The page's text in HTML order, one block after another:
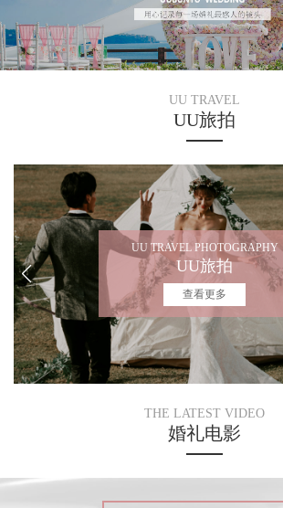
UU TRAVEL
UU旅拍
UU TRAVEL PHOTOGRAPHY
UU旅拍
查看更多
THE LATEST VIDEO
婚礼电影